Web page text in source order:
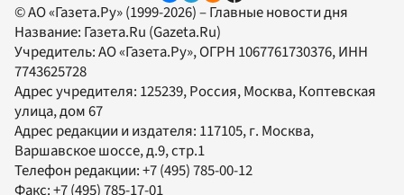
© АО «Газета.Ру» (1999-2026) – Главные новости дня
Название: Газета.Ru (Gazeta.Ru)
Учредитель:АО «Газета.Ру», ОГРН 1067761730376, ИНН
7743625728
Адрес учредителя: 125239, Россия, Москва, Коптевская
улица, дом 67
Адрес редакции и издателя: 117105, г. Москва,
Варшавское шоссе, д.9, стр.1
Телефон редакции:+7 (495) 785-00-12
Факс:+7 (495) 785-17-01